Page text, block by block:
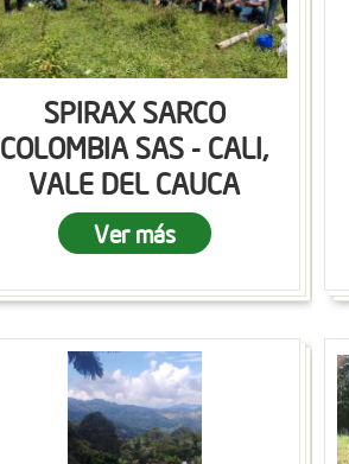
SPIRAX SARCO
COLOMBIA SAS - CALI,
VALE DEL CAUCA
Ver más